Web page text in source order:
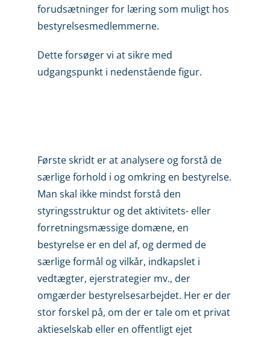
forudsætninger for læring som muligt hos
bestyrelsesmedlemmerne.
Dette forsøger vi at sikre med
udgangspunkt i nedenstående figur.
Første skridt er at analysere og forstå de
særlige forhold i og omkring en bestyrelse.
Man skal ikke mindst forstå den
styringsstruktur og det aktivitets- eller
forretningsmæssige domæne, en
bestyrelse er en del af, og dermed de
særlige formål og vilkår, indkapslet i
vedtægter, ejerstrategier mv., der
omgærder bestyrelsesarbejdet. Her er der
stor forskel på, om der er tale om et privat
aktieselskab eller en offentligt ejet